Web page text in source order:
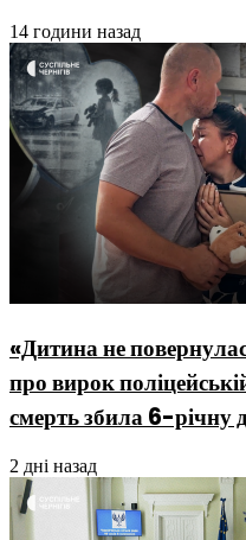
14 години назад
«Дитина не
про вирок
смерть збила 6-річну
2 дні назад